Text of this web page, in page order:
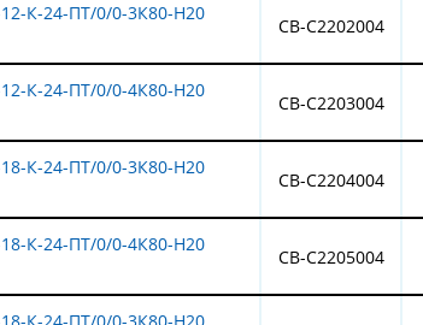
К-24-ПТ/0/0-3К80-Н20
CB-C2202004
К-24-ПТ/0/0-4К80-Н20
CB-C2203004
К-24-ПТ/0/0-3К80-Н20
CB-C2204004
К-24-ПТ/0/0-4К80-Н20
CB-C2205004